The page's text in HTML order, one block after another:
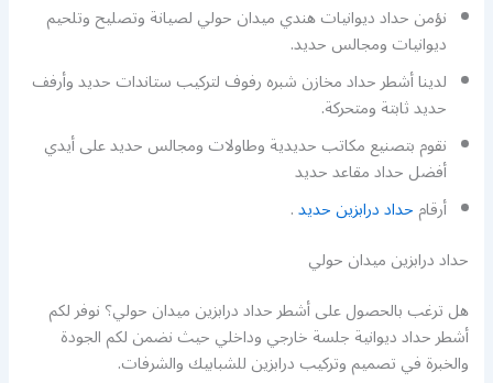
نؤمن حداد ديوانيات هندي ميدان حولي لصيانة وتصليح وتلحيم
ديوانيات ومجالس حديد.
لدينا أشطر حداد مخازن شبره رفوف لتركيب ستاندات حديد وأرفف
حديد ثابتة ومتحركة.
نقوم بتصنيع مكاتب حديدية وطاولات ومجالس حديد على أيدي
أفضل حداد مقاعد حديد
أرقامحداد درابزين حديد.
حداد درابزين ميدان حولي
هل ترغب بالحصول على أشطر حداد درابزين ميدان حولي؟ نوفر لكم
أشطر حداد ديوانية جلسة خارجي وداخلي حيث نضمن لكم الجودة
والخبرة في تصميم وتركيب درابزين للشبابيك والشرفات.